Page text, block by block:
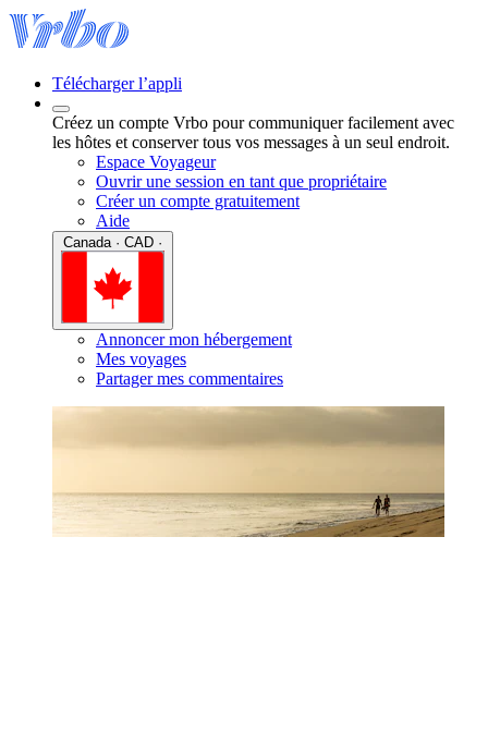
Télécharger l’appli
Créez un compte Vrbo pour communiquer facilement avec
les hôtes et conserver tous vos messages à un seul endroit.
Espace Voyageur
Ouvrir une session en tant que propriétaire
Créer un compte gratuitement
Aide
Annoncer mon hébergement
Mes voyages
Partager mes commentaires